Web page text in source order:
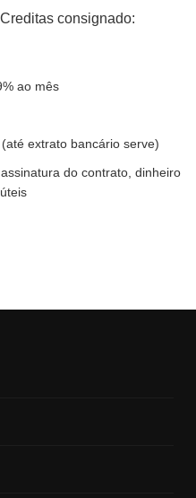
consignado:
ao mês
extrato bancário serve)
do contrato, dinheiro